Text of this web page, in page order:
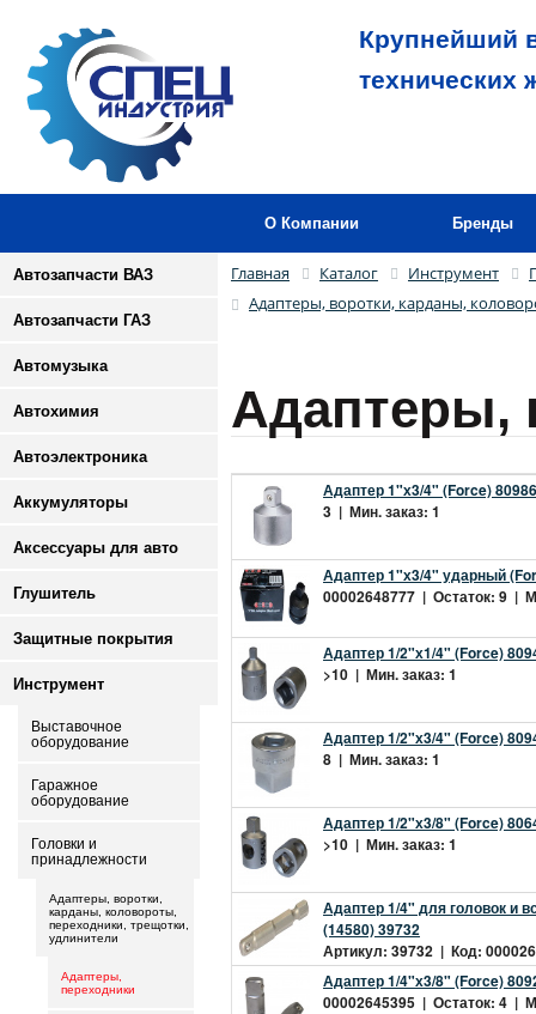
Крупнейший
технических
О Компании Бренды
Автозапчасти ВАЗ
Автозапчасти ГАЗ
Автомузыка
Автохимия
Автоэлектроника
Аккумуляторы
Аксессуары для авто
Глушитель
Защитные покрытия
Инструмент
Выставочное
оборудование
Гаражное
оборудование
Головки и
принадлежности
Адаптеры, воротки,
карданы, коловороты,
переходники, трещотки,
удлинители
Адаптеры,
переходники
Главная Каталог Инструмент
Адаптеры, воротки, карданы,
Адаптеры,
Адаптер 1"х3/4" (Force) 80986
3 | Мин. заказ: 1
Адаптер 1"х3/4" ударный
00002648777 | Остаток: 9 |
Адаптер 1/2"х1/4" (Force)
>10 | Мин. заказ: 1
Адаптер 1/2"х3/4" (Force)
8 | Мин. заказ: 1
Адаптер 1/2"х3/8" (Force)
>10 | Мин. заказ: 1
Адаптер 1/4" для головок и
(14580) 39732
Артикул: 39732 | Код:
Адаптер 1/4"х3/8" (Force)
00002645395 | Остаток: 4 |